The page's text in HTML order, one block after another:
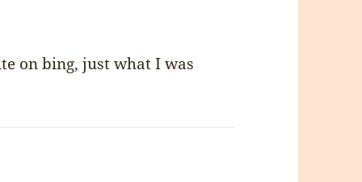
on bing, just what I was